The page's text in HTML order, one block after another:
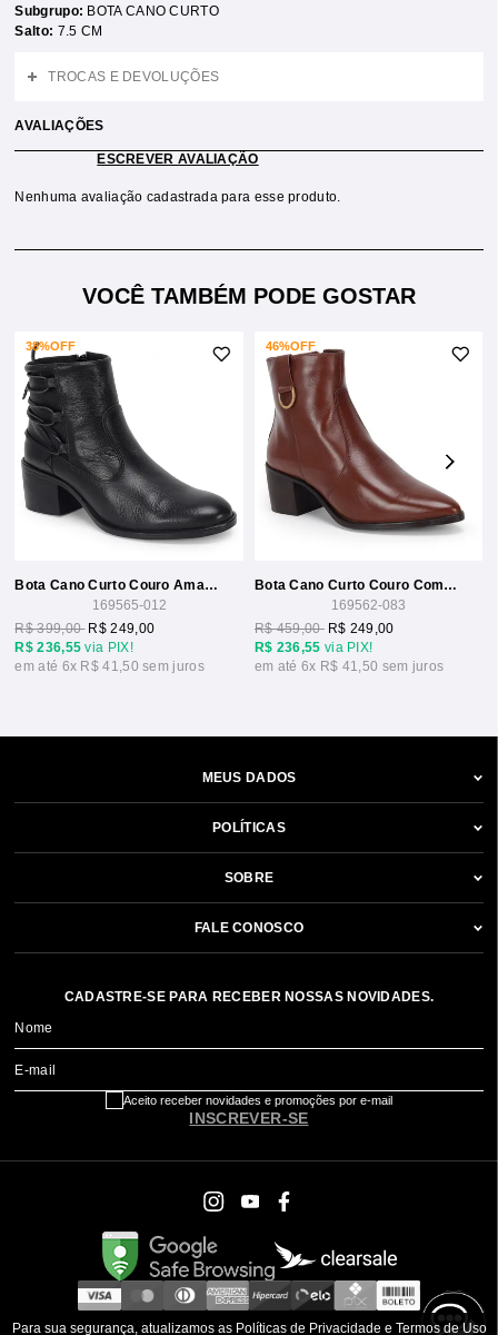
Subgrupo: BOTA CANO CURTO
Salto: 7.5 CM
TROCAS E DEVOLUÇÕES
AVALIAÇÕES
ESCREVER AVALIAÇÃO
Nenhuma avaliação cadastrada para esse produto.
VOCÊ TAMBÉM PODE GOSTAR
38%OFF
Bota Cano Curto Couro Amarração 4cm
169565-012
R$ 236,55 via PIX!
R$ 399,00 R$ 249,00
6x R$ 41,50
46%OFF
Bota Cano Curto Couro Com Metal 6cm
169562-083
R$ 236,55 via PIX!
R$ 459,00 R$ 249,00
6x R$ 41,50
MEUS DADOS
POLÍTICAS
SOBRE
FALE CONOSCO
CADASTRE-SE PARA RECEBER NOSSAS NOVIDADES.
Nome
E-mail
INSCREVER-SE
Aceito receber novidades e promoções por e-mail
Para sua segurança, atualizamos as Políticas de Privacidade e Termos de Uso